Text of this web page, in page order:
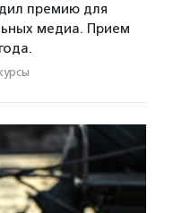
премию для
медиа. Прием